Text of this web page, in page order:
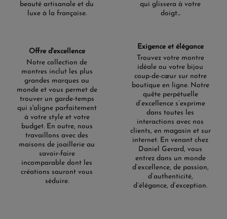
beauté artisanale et du
luxe à la française.
qui glissera à votre
doigt...
Offre d'excellence
Notre collection de
montres inclut les plus
grandes marques au
monde et vous permet de
trouver un garde-temps
qui s'aligne parfaitement
à votre style et votre
budget. En outre, nous
travaillons avec des
maisons de joaillerie au
savoir-faire
incomparable dont les
créations sauront vous
séduire.
Exigence et élégance
Trouvez votre montre
idéale ou votre bijou
coup-de-cœur sur notre
boutique en ligne. Notre
quête perpétuelle
d’excellence s’exprime
dans toutes les
interactions avec nos
clients, en magasin et sur
internet. En venant chez
Daniel Gerard, vous
entrez dans un monde
d’excellence, de passion,
d’authenticité,
d’élégance, d’exception.